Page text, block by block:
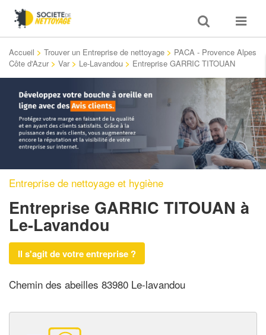
Toggle
search
Toggle
Accueil > Trouver un Entreprise de nettoyage > PACA - Provence Alpes
Côte d'Azur > Var > Le-Lavandou > Entreprise GARRIC TITOUAN
Entreprise de nettoyage et hygiène
Entreprise GARRIC TITOUAN à
Le-Lavandou
Il s'agit de votre entreprise ?
Chemin des abeilles 83980 Le-lavandou